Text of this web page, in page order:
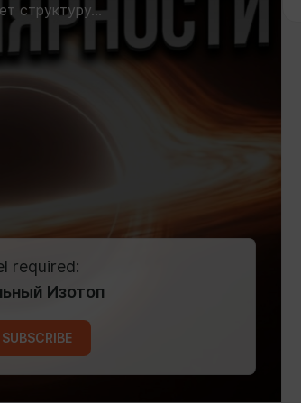
структуру...
required:
Изотоп
SUBSCRIBE